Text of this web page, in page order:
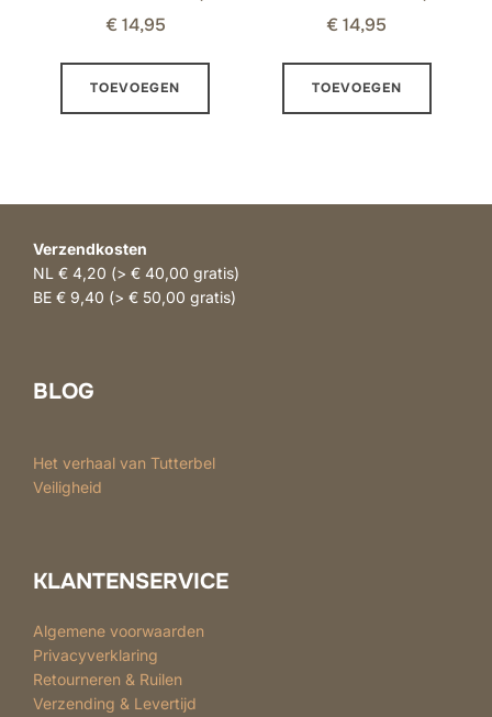
€ 14,95
TOEVOEGEN
€ 14,95
TOEVOEGEN
Verzendkosten
NL € 4,20 (> € 40,00 gratis)
BE € 9,40 (> € 50,00 gratis)
BLOG
Het verhaal van Tutterbel
Veiligheid
KLANTENSERVICE
Algemene voorwaarden
Privacyverklaring
Retourneren & Ruilen
Verzending & Levertijd